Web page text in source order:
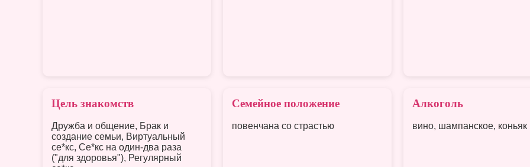
Цель знакомств
Дружба и общение, Брак и
создание семьи, Виртуальный
се*кс, Се*кс на один-два раза
("для здоровья"), Регулярный
Семейное положение
повенчана со страстью
Алкоголь
вино, шампанское, коньяк